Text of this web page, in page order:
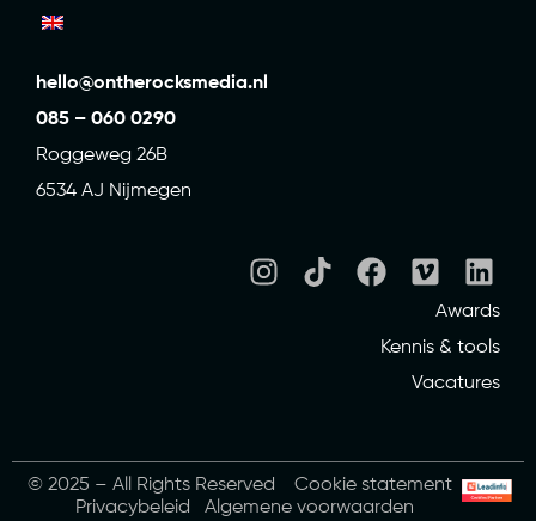
hello@ontherocksmedia.nl
085 – 060 0290
Roggeweg 26B
6534 AJ Nijmegen
Awards
Kennis & tools
Vacatures
© 2025 – All Rights ReservedCookie statement
Privacybeleid
Algemene voorwaarden